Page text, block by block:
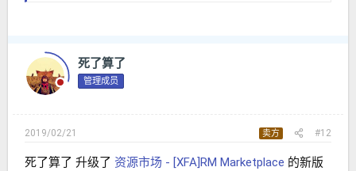
死了算了
管理成员
2019/02/21 卖方 #12
死了算了 升级了 资源市场 - [XFA]RM Marketplace 的新版